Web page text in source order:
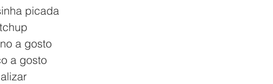
picada
a gosto
a gosto